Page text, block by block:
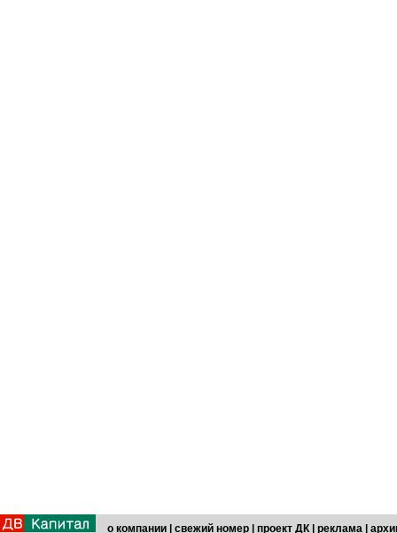
о компании свежий номер проект ДК реклама